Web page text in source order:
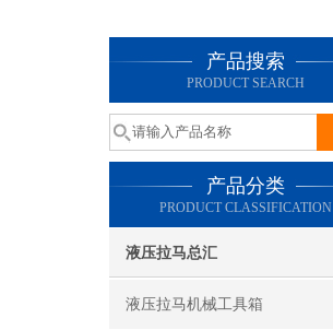
产品搜索
PRODUCT SEARCH
产品分类
PRODUCT CLASSIFICATION
液压拉马总汇
液压拉马机械工具箱